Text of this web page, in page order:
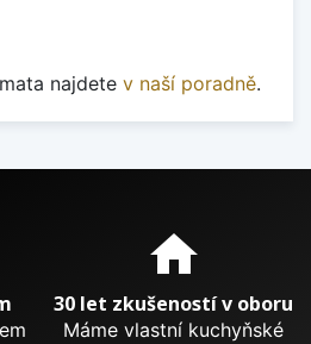
najdete v naší poradně.
home
30 let zkušeností v oboru
Máme vlastní kuchyňské